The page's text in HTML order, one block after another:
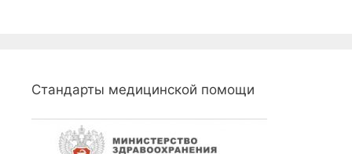
Стандарты медицинской помощи